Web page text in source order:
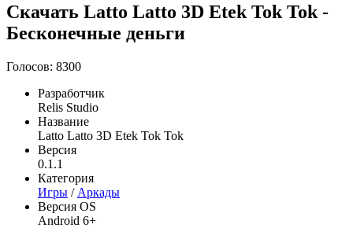
Скачать Latto Latto 3D Etek Tok Tok -
Бесконечные деньги
Голосов: 8300
Разработчик
Relis Studio
Название
Latto Latto 3D Etek Tok Tok
Версия
0.1.1
Категория
Игры / Аркады
Версия OS
Android 6+